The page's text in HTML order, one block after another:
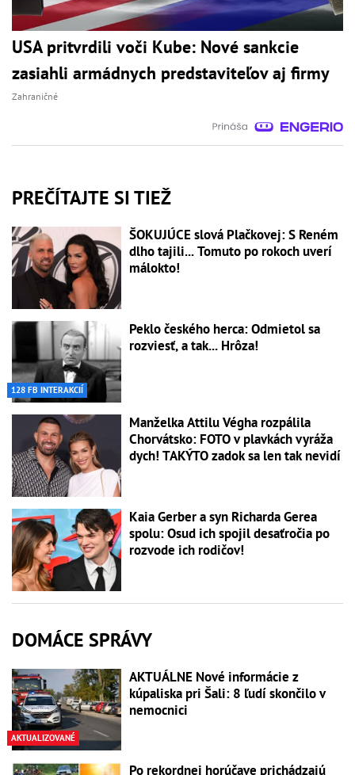
USA pritvrdili voči Kube: Nové sankcie
zasiahli armádnych predstaviteľov aj firmy
Zahraničné
PREČÍTAJTE SI TIEŽ
ŠOKUJÚCE slová Plačkovej: S Reném
dlho tajili... Tomuto po rokoch uverí
málokto!
128 FB INTERAKCIÍ
Peklo českého herca: Odmietol sa
rozviesť, a tak... Hrôza!
Manželka Attilu Végha rozpálila
Chorvátsko: FOTO v plavkách vyráža
dych! TAKÝTO zadok sa len tak nevidí
Kaia Gerber a syn Richarda Gerea
spolu: Osud ich spojil desaťročia po
rozvode ich rodičov!
DOMÁCE SPRÁVY
AKTUALIZOVANÉ
AKTUÁLNE Nové informácie z
kúpaliska pri Šali: 8 ľudí skončilo v
nemocnici
Po rekordnej horúčave prichádzajú